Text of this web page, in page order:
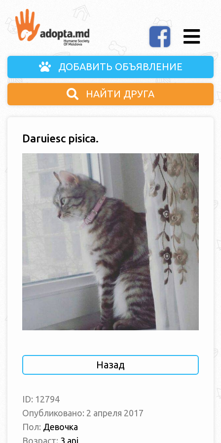
ДОБАВИТЬ ОБЪЯВЛЕНИЕ
НАЙТИ ДРУГА
Daruiesc pisica.
Назад
ID: 12794
Опубликовано: 2 апреля 2017
Пол: Девочка
Возраст: 3 ani